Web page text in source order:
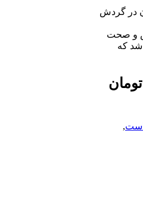
از 18 هزار میلیارد تومان پول مردم در بانک‌ها فقط 12 درصد آن‌ در گردش
و صحت
شد که
18 هزار میلیارد تومان
است,